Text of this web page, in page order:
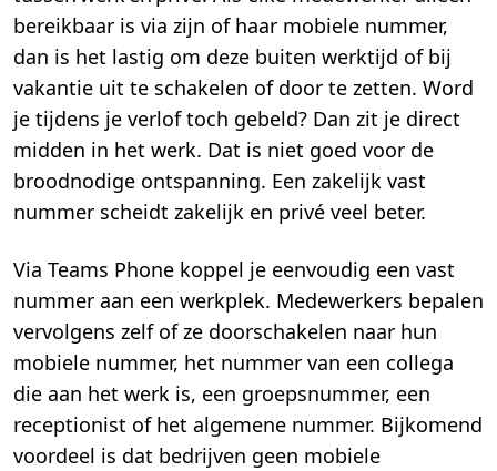
bereikbaar is via zijn of haar mobiele nummer,
dan is het lastig om deze buiten werktijd of bij
vakantie uit te schakelen of door te zetten. Word
je tijdens je verlof toch gebeld? Dan zit je direct
midden in het werk. Dat is niet goed voor de
broodnodige ontspanning. Een zakelijk vast
nummer scheidt zakelijk en privé veel beter.
Via Teams Phone koppel je eenvoudig een vast
nummer aan een werkplek. Medewerkers bepalen
vervolgens zelf of ze doorschakelen naar hun
mobiele nummer, het nummer van een collega
die aan het werk is, een groepsnummer, een
receptionist of het algemene nummer. Bijkomend
voordeel is dat bedrijven geen mobiele